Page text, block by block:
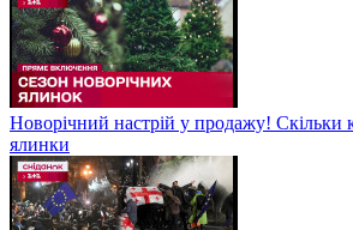
Новорічний настрій у продажу! Скільки
ялинки